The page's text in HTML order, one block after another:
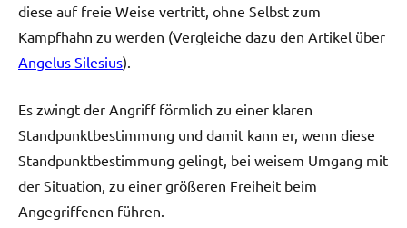
diese auf freie Weise vertritt, ohne Selbst zum
Kampfhahn zu werden (Vergleiche dazu den Artikel über
Angelus Silesius).
Es zwingt der Angriff förmlich zu einer klaren
Standpunktbestimmung und damit kann er, wenn diese
Standpunktbestimmung gelingt, bei weisem Umgang mit
der Situation, zu einer größeren Freiheit beim
Angegriffenen führen.